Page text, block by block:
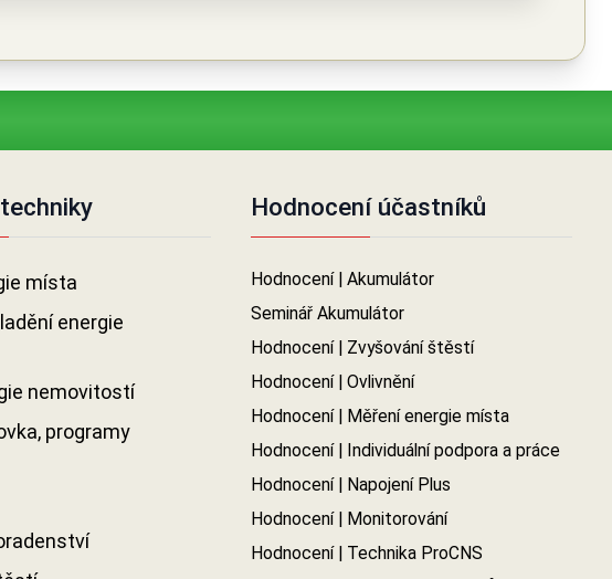
místa
energie
nemovitostí
programy
Hodnocení účastníků
Hodnocení | Akumulátor
Seminář Akumulátor
Hodnocení | Zvyšování štěstí
Hodnocení | Ovlivnění
Hodnocení | Měření energie místa
Hodnocení | Individuální podpora a práce
Hodnocení | Napojení Plus
Hodnocení | Monitorování
Hodnocení | Technika ProCNS